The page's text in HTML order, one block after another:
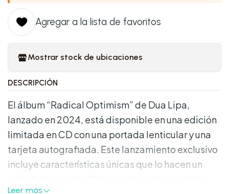
Agregar a la lista de favoritos
Mostrar stock de ubicaciones
DESCRIPCIÓN
El álbum “Radical Optimism” de Dua Lipa,
lanzado en 2024, está disponible en una edición
limitada en CD con una portada lenticular y una
tarjeta autografiada. Este lanzamiento exclusivo
incluye características únicas que lo hacen un
Leer más